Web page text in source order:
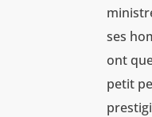
ses
ont
petit